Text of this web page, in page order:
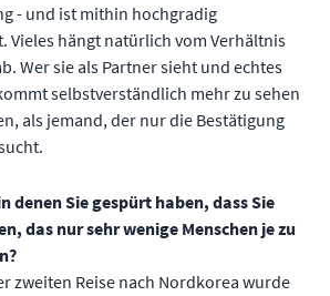
- und ist mithin hochgradig
Vieles hängt natürlich vom Verhältnis
Wer sie als Partner sieht und echtes
selbstverständlich mehr zu sehen
als jemand, der nur die Bestätigung
denen Sie gespürt haben, dass Sie
das nur sehr wenige Menschen je zu
zweiten Reise nach Nordkorea wurde